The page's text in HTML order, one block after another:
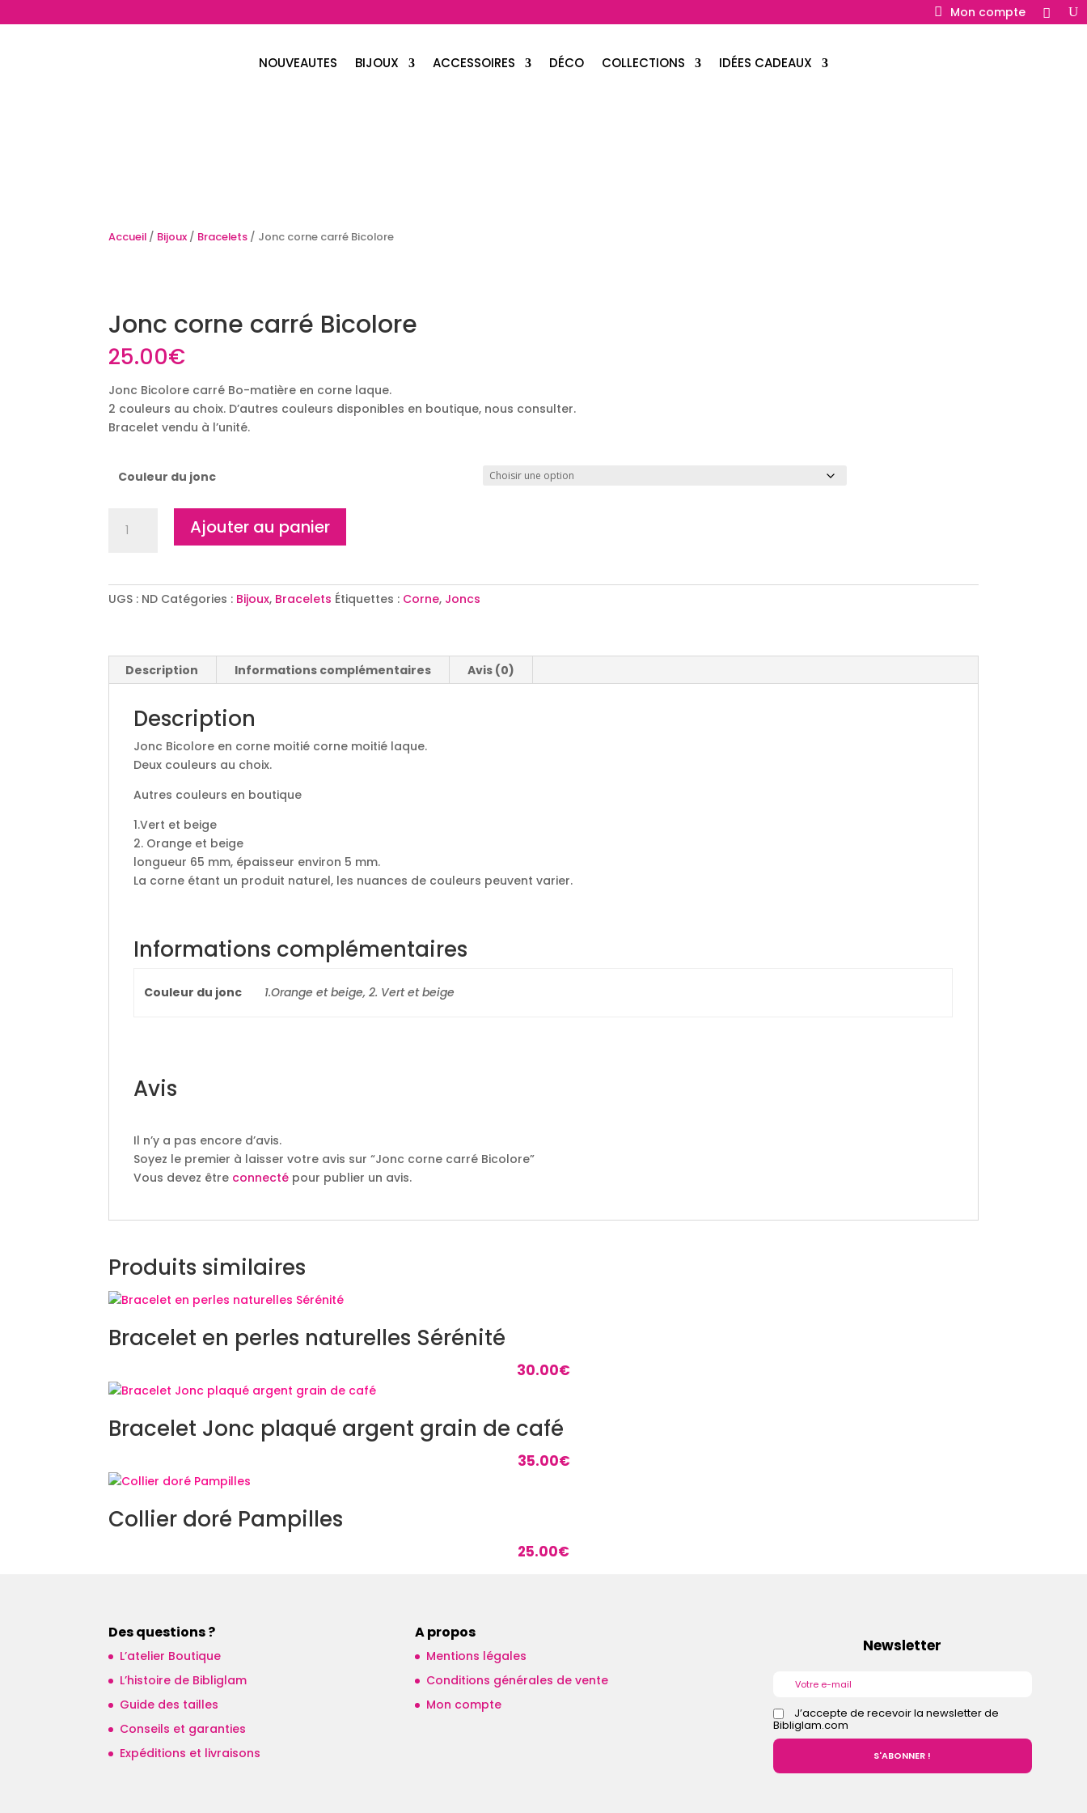
Mon compte
NOUVEAUTES BIJOUX ACCESSOIRES DÉCO COLLECTIONS IDÉES CADEAUX
Accueil / Bijoux / Bracelets / Jonc corne carré Bicolore
Jonc corne carré Bicolore
25.00€
Jonc Bicolore carré Bo-matière en corne laque.
2 couleurs au choix. D’autres couleurs disponibles en boutique, nous consulter.
Bracelet vendu à l’unité.
Couleur du jonc
carré
Ajouter au panier
UGS : ND Catégories : Bijoux, Bracelets Étiquettes : Corne, Joncs
Description Informations complémentaires Avis (0)
Description
Jonc Bicolore en corne moitié corne moitié laque.
Deux couleurs au choix.
Autres couleurs en boutique
1.Vert et beige
2. Orange et beige
longueur 65 mm, épaisseur environ 5 mm.
La corne étant un produit naturel, les nuances de couleurs peuvent varier.
Informations complémentaires
Couleur du jonc 1.Orange et beige, 2. Vert et beige
Avis
Il n’y a pas encore d’avis.
Soyez le premier à laisser votre avis sur “Jonc corne carré Bicolore”
Vous devez être connecté pour publier un avis.
Produits similaires
Bracelet en perles naturelles Sérénité
30.00€
Bracelet Jonc plaqué argent grain de café
35.00€
Collier doré Pampilles
25.00€
Des questions ?
L’atelier Boutique
L’histoire de Bibliglam
Guide des tailles
Conseils et garanties
Expéditions et livraisons
A propos
Mentions légales
Conditions générales de vente
Mon compte
Newsletter
J’accepte de recevoir la newsletter de
Bibliglam.com